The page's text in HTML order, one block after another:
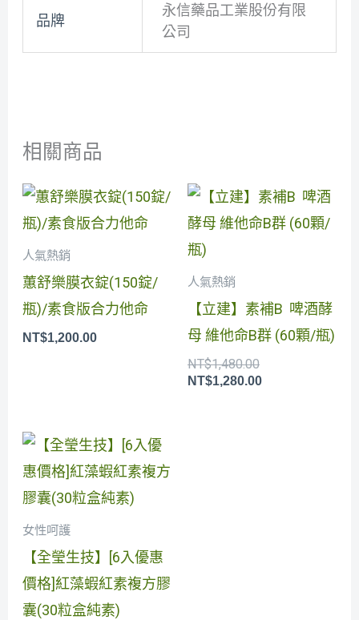
品牌
永信藥品工業股份有限
公司
相關商品
人氣熱銷
蕙舒樂膜衣錠(150錠/
瓶)/素食版合力他命
NT$1,200.00
人氣熱銷
【立建】素補B 啤酒酵
母 維他命B群 (60顆/瓶)
NT$1,480.00
原
始
價
NT$1,280.00
目
前
價
女性呵護
【全瑩生技】[6入優惠
價格]紅藻蝦紅素複方膠
囊(30粒盒純素)
原
始
價
格：
NT$10,080.00。
目
前
價
格：
NT$8,400.00。